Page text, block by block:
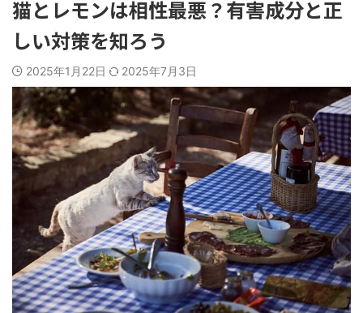
猫とレモンは相性最悪？有害成分と正
しい対策を知ろう
2025年1月22日 2025年7月3日